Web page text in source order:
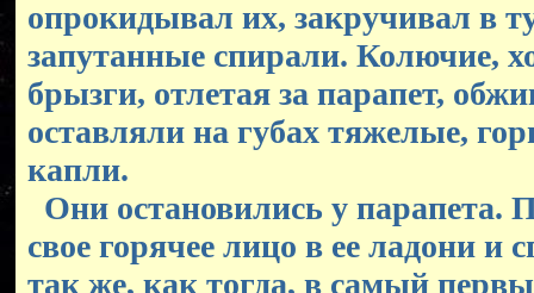
опрокидывал их, закручивал в
запутанные спирали. Колючие,
брызги, отлетая за парапет,
оставляли на губах тяжелые,
капли.
Они остановились у парапета.
свое горячее лицо в ее ладони и
так же, как тогда, в самый